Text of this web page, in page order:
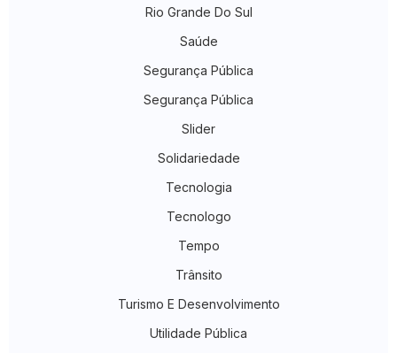
Rio Grande Do Sul
Saúde
Segurança Pública
Segurança Pública
Slider
Solidariedade
Tecnologia
Tecnologo
Tempo
Trânsito
Turismo E Desenvolvimento
Utilidade Pública